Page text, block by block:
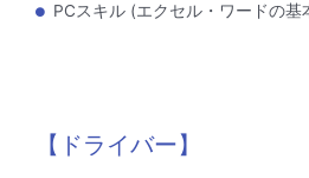
PCスキル (エクセル・ワードの基
【ドライバー】